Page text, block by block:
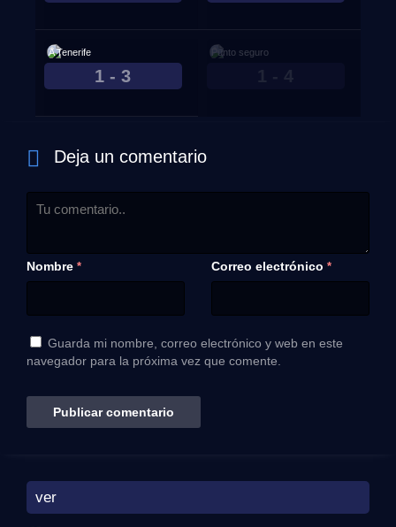
1 - 3
A Tenerife Punto seguro
Deja un comentario
Nombre * Correo electrónico *
Guarda mi nombre, correo electrónico y web en este
navegador para la próxima vez que comente.
ver